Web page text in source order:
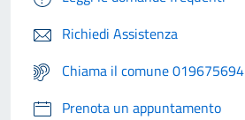
Richiedi Assistenza
Chiama il comune 019675694
Prenota un appuntamento